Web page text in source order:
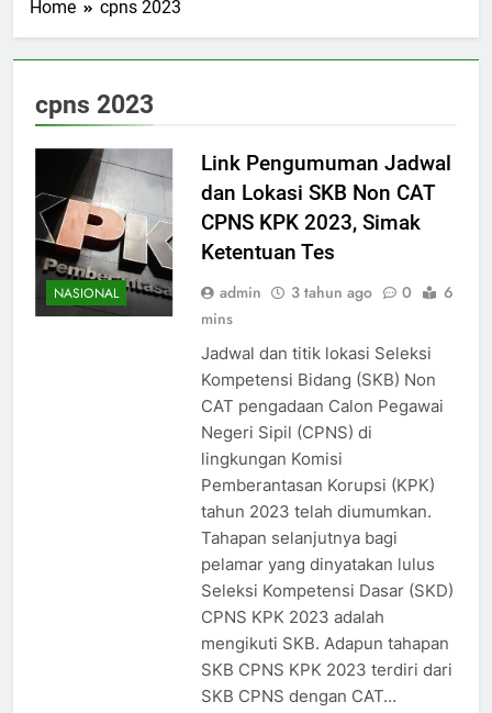
Home cpns 2023
cpns 2023
NASIONAL
Link Pengumuman Jadwal
dan Lokasi SKB Non CAT
CPNS KPK 2023, Simak
Ketentuan Tes
admin 3 tahun ago 0
6
mins
Jadwal dan titik lokasi Seleksi
Kompetensi Bidang (SKB) Non
CAT pengadaan Calon Pegawai
Negeri Sipil (CPNS) di
lingkungan Komisi
Pemberantasan Korupsi (KPK)
tahun 2023 telah diumumkan.
Tahapan selanjutnya bagi
pelamar yang dinyatakan lulus
Seleksi Kompetensi Dasar (SKD)
CPNS KPK 2023 adalah
mengikuti SKB. Adapun tahapan
SKB CPNS KPK 2023 terdiri dari
SKB CPNS dengan CAT…